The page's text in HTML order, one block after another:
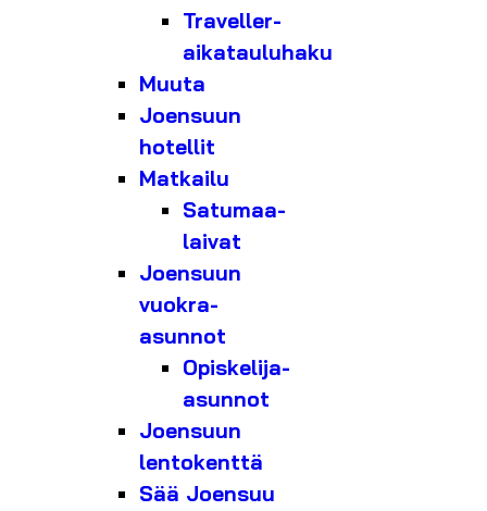
Traveller-
aikatauluhaku
Muuta
Joensuun
hotellit
Matkailu
Satumaa-
laivat
Joensuun
vuokra-
asunnot
Opiskelija-
asunnot
Joensuun
lentokenttä
Sää Joensuu